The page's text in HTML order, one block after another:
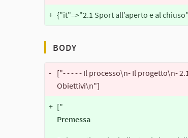
+ {"it"=>"2.1 Sport all’aperto e al
BODY
- ["- - - - - Il processo\n- Il progetto\n-
Obiettivi\n"]
+ ["
Premessa